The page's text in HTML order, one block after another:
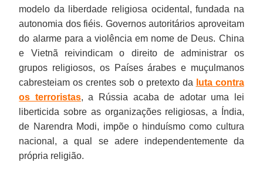
modelo da liberdade religiosa ocidental, fundada na
autonomia dos fiéis. Governos autoritários aproveitam
do alarme para a violência em nome de Deus. China
e Vietnã reivindicam o direito de administrar os
grupos religiosos, os Países árabes e muçulmanos
cabresteiam os crentes sob o pretexto da
luta contra
os terroristas, a Rússia acaba de adotar uma lei
liberticida sobre as organizações religiosas, a Índia,
de Narendra Modi, impõe o hinduísmo como cultura
nacional, a qual se adere independentemente da
própria religião.